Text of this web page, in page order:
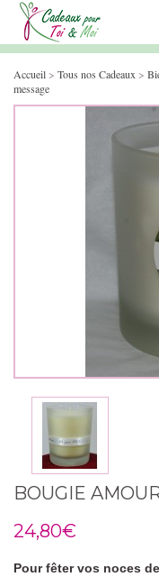
Accueil> Tous nos Cadeaux>
message
BOUGIE
24,80€
Pour fêter vos noces